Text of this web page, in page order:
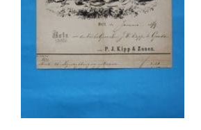
Culpeper (ca. 1735)
Cuff (ca. 1745)
volgens
‘Jones’ most improved